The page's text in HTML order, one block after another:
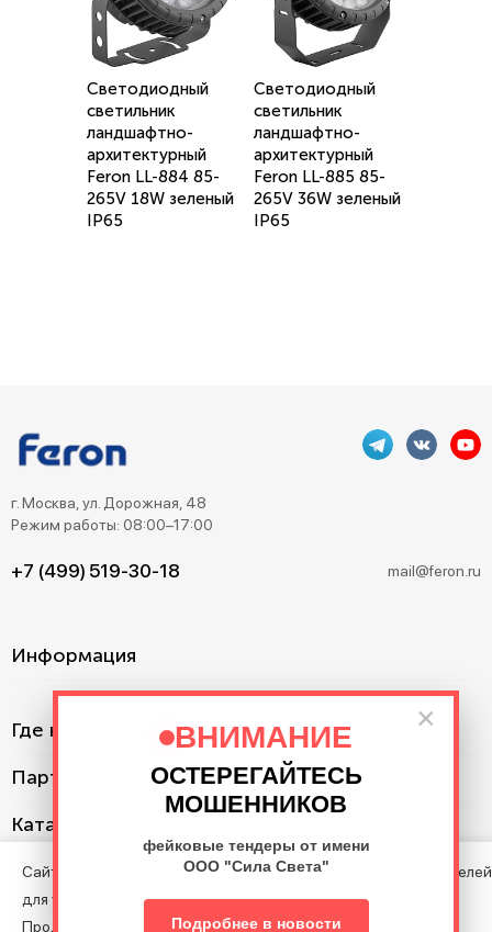
×
ВНИМАНИЕ
ОСТЕРЕГАЙТЕСЬ
МОШЕННИКОВ
фейковые тендеры от имени
ООО "Сила Света"
Подробнее в новости
Светодиодный
светильник
ландшафтно-
архитектурный
Feron LL-884 85-
265V 18W зеленый
IP65
Светодиодный
светильник
ландшафтно-
архитектурный
Feron LL-885 85-
265V 36W зеленый
IP65
г. Москва, ул. Дорожная, 48
Режим работы: 08:00–17:00
+7 (499) 519-30-18 mail@feron.ru
Информация
Где купить?
Партнерам
Каталог
©2013–2026. Все права защищены. Данный сайт носит
Сайт использует cookie с целью анализа поведения посетителей
для улучшения Сайта.
Продолжая пользоваться Сайтом, вы соглашаетесь на